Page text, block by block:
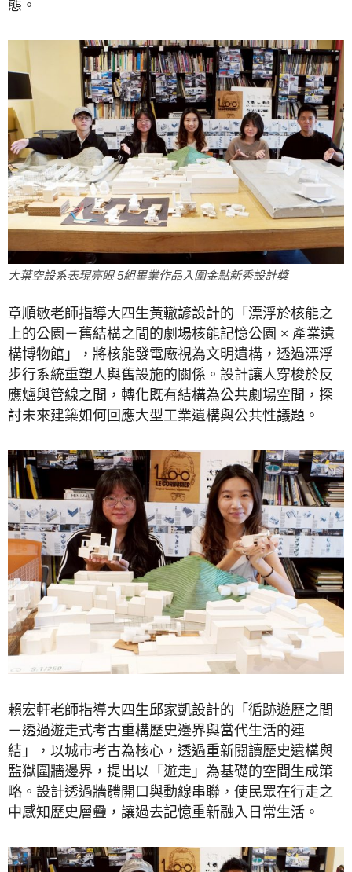
態。
大葉空設系表現亮眼 5組畢業作品入圍金點新秀設計獎
章順敏老師指導大四生黃轍諺設計的「漂浮於核能之
上的公園－舊結構之間的劇場核能記憶公園 × 產業遺
構博物館」，將核能發電廠視為文明遺構，透過漂浮
步行系統重塑人與舊設施的關係。設計讓人穿梭於反
應爐與管線之間，轉化既有結構為公共劇場空間，探
討未來建築如何回應大型工業遺構與公共性議題。
賴宏軒老師指導大四生邱家凱設計的「循跡遊歷之間
－透過遊走式考古重構歷史邊界與當代生活的連
結」，以城市考古為核心，透過重新閱讀歷史遺構與
監獄圍牆邊界，提出以「遊走」為基礎的空間生成策
略。設計透過牆體開口與動線串聯，使民眾在行走之
中感知歷史層疊，讓過去記憶重新融入日常生活。